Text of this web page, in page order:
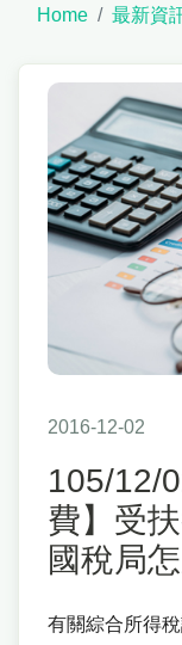
Home 最新資
2016-12-02
105/12/
費】受
國稅局
有關綜合所得